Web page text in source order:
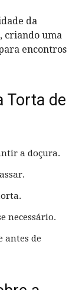
da
criando uma
encontros
Torta de
a doçura.
necessário.
antes de